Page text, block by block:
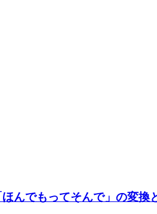
んでもってそんで」の変換